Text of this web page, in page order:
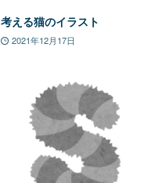
考える猫のイラスト
2021年12月17日